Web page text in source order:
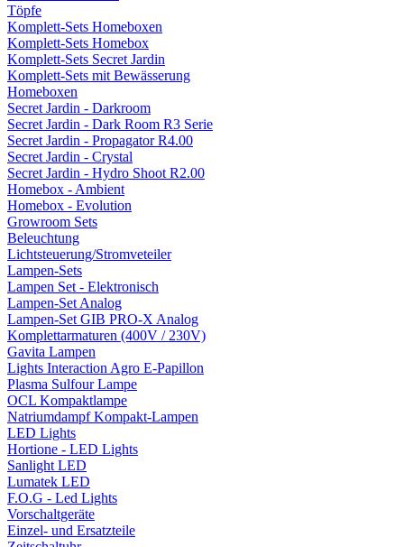
Töpfe
Komplett-Sets Homeboxen
Komplett-Sets Homebox
Komplett-Sets Secret Jardin
Komplett-Sets mit Bewässerung
Homeboxen
Secret Jardin - Darkroom
Secret Jardin - Dark Room R3 Serie
Secret Jardin - Propagator R4.00
Secret Jardin - Crystal
Secret Jardin - Hydro Shoot R2.00
Homebox - Ambient
Homebox - Evolution
Growroom Sets
Beleuchtung
Lichtsteuerung/Stromveteiler
Lampen-Sets
Lampen Set - Elektronisch
Lampen-Set Analog
Lampen-Set GIB PRO-X Analog
Komplettarmaturen (400V / 230V)
Gavita Lampen
Lights Interaction Agro E-Papillon
Plasma Sulfour Lampe
OCL Kompaktlampe
Natriumdampf Kompakt-Lampen
LED Lights
Hortione - LED Lights
Sanlight LED
Lumatek LED
F.O.G - Led Lights
Vorschaltgeräte
Einzel- und Ersatzteile